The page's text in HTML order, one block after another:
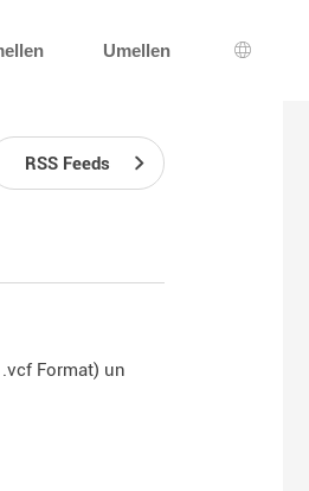
Umellen
RSS Feeds
Format) un